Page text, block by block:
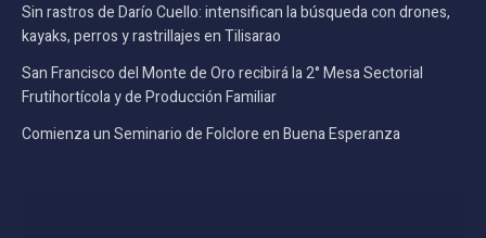
Sin rastros de Darío Cuello: intensifican la búsqueda con drones,
kayaks, perros y rastrillajes en Tilisarao
San Francisco del Monte de Oro recibirá la 2° Mesa Sectorial
Frutihortícola y de Producción Familiar
Comienza un Seminario de Folclore en Buena Esperanza